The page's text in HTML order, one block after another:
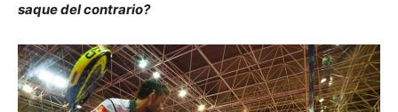
saque del contrario?